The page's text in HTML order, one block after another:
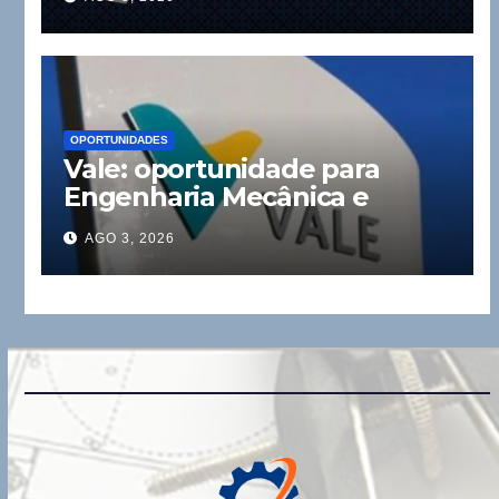
OPORTUNIDADES
Vale: oportunidade para
Engenharia Mecânica e
Elétrica
AGO 3, 2026